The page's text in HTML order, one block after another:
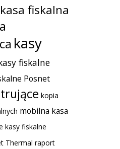
kasa fiskalna
kasy
fiskalne
Posnet
kopia
mobilna kasa
kasy fiskalne
Thermal raport